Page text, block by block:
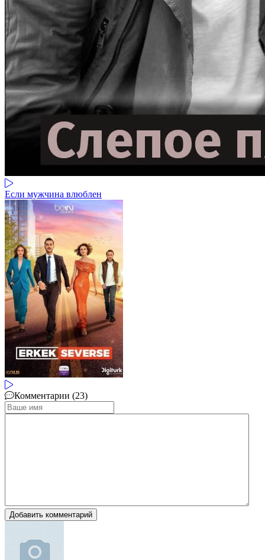
Если мужчина влюблен
Комментарии (23)
Добавить комментарий